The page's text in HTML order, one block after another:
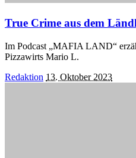
True Crime aus dem
Im Podcast „MAFIA LAND“
Pizzawirts Mario L.
Posted
Redaktion 13. Oktober 2023